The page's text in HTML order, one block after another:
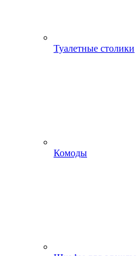
Туалетные столики
Комоды